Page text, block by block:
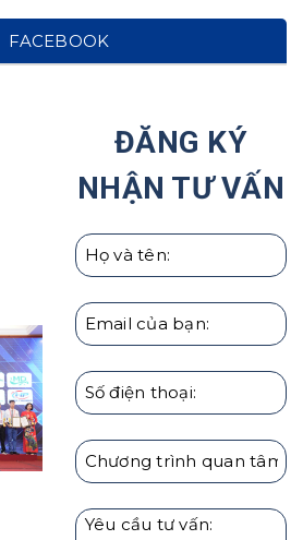
Hội Các Trường Đại Học Tại
người Nhật | Hướng Nghiệp
FACEBOOK
ĐĂNG KÝ
NHẬN TƯ VẤN